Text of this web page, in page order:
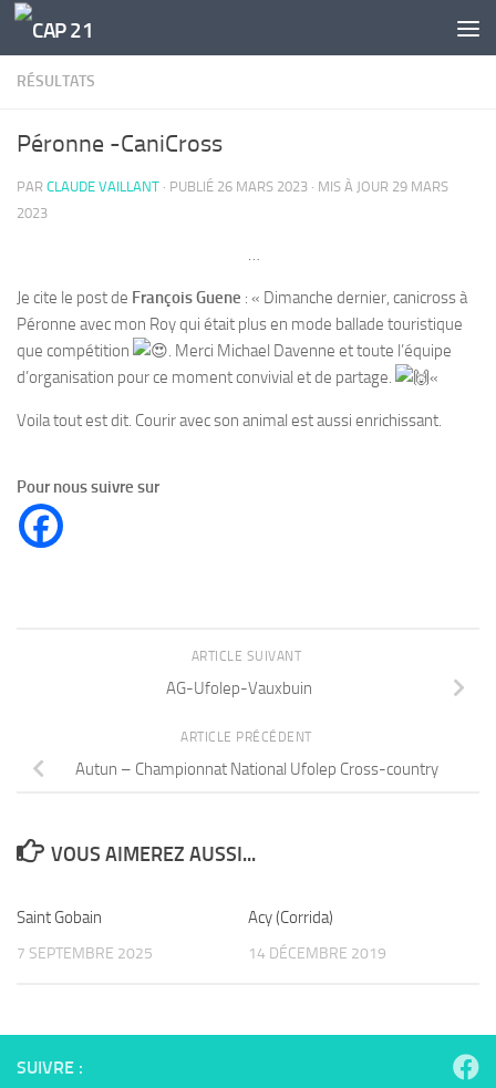
Skip to content
RÉSULTATS
Péronne -CaniCross
PAR CLAUDE VAILLANT · PUBLIÉ 26 MARS 2023 · MIS À JOUR 29 MARS
2023
…
Je cite le post de François Guene : « Dimanche dernier, canicross à
Péronne avec mon Roy qui était plus en mode ballade touristique
que compétition
. Merci Michael Davenne et toute l’équipe
d’organisation pour ce moment convivial et de partage.
«
Voila tout est dit. Courir avec son animal est aussi enrichissant.
Pour nous suivre sur
ARTICLE SUIVANT
AG-Ufolep-Vauxbuin
ARTICLE PRÉCÉDENT
Autun – Championnat National Ufolep Cross-country
VOUS AIMEREZ AUSSI...
Saint Gobain
7 SEPTEMBRE 2025
Acy (Corrida)
14 DÉCEMBRE 2019
SUIVRE :